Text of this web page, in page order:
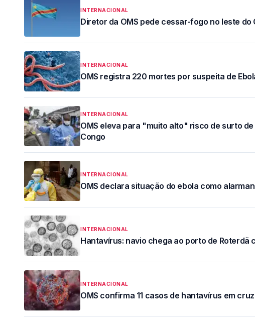
INTERNACIONAL
Diretor da OMS pede cessar-fogo no leste
INTERNACIONAL
OMS registra 220 mortes por suspeita de
INTERNACIONAL
OMS eleva para "muito alto" risco de surto
Congo
INTERNACIONAL
OMS declara situação do ebola como
INTERNACIONAL
Hantavírus: navio chega ao porto de Roterdã
INTERNACIONAL
OMS confirma 11 casos de hantavírus em